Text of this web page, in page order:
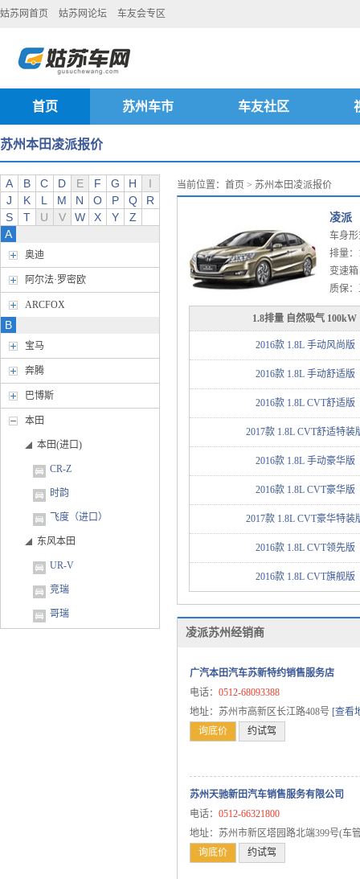
姑苏网首页 姑苏网论坛 车友会专区
首页 苏州车市 车友社区
苏州本田凌派报价
A B C D E F G H
I
J
K L M N O P Q
R
S
T U V W X Y
Z
A
奥迪
阿尔法·罗密欧
ARCFOX
B
宝马
奔腾
巴博斯
本田
本田(进口)
CR-Z
时韵
飞度（进口）
东风本田
UR-V
竞瑞
哥瑞
当前位置： 首页 > 苏州本田凌派报价
凌派
车身
排量：
变速
质保
1.8排量 自然吸气 100kW
2016款 1.8L 手动风尚版
2016款 1.8L 手动舒适版
2016款 1.8L CVT舒适版
2017款 1.8L CVT舒适特装
2016款 1.8L 手动豪华版
2016款 1.8L CVT豪华版
2017款 1.8L CVT豪华特装
2016款 1.8L CVT领先版
2016款 1.8L CVT旗舰版
凌派苏州经销商
广汽本田汽车苏新特约销售服务店
电话： 0512-68093388
地址：苏州市高新区长江路408号 [查看
询底价
约试驾
苏州天驰新田汽车销售服务有限公司
电话： 0512-66321800
地址：苏州市新区塔园路北端399号(车
询底价
约试驾